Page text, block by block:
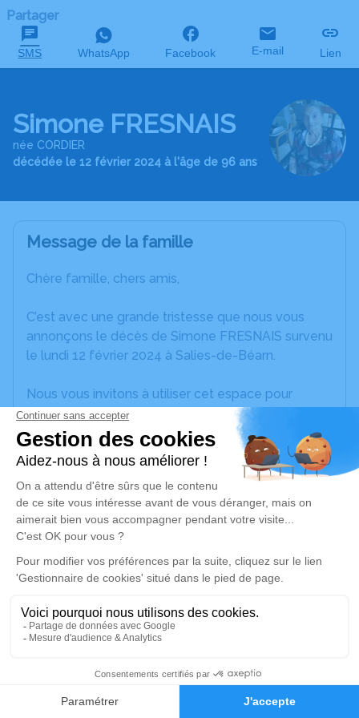
Faire-part Hommages
Partager
SMS WhatsApp Facebook E-mail Lien
Simone FRESNAIS
née CORDIER
décédée le 12 février 2024 à l'âge de 96 ans
Message de la famille
Chère famille, chers amis,
C’est avec une grande tristesse que nous vous
annonçons le décès de Simone FRESNAIS survenu
le lundi 12 février 2024 à Salies-de-Béarn.
Nous vous invitons à utiliser cet espace pour
laisser vos condoléances, partager des photos
souvenirs, une anecdote ou exprimer vos pensées
à travers des poèmes ou des textes. Cet endroit
est un lieu d'expression dédié à honorer la
mémoire de Simone FRESNAIS.
Un service de plantation d’arbre hommage est
disponible ici.
Je rends hommage
Cérémonie religieuse
Salle de Cérémonie du Crématorium de